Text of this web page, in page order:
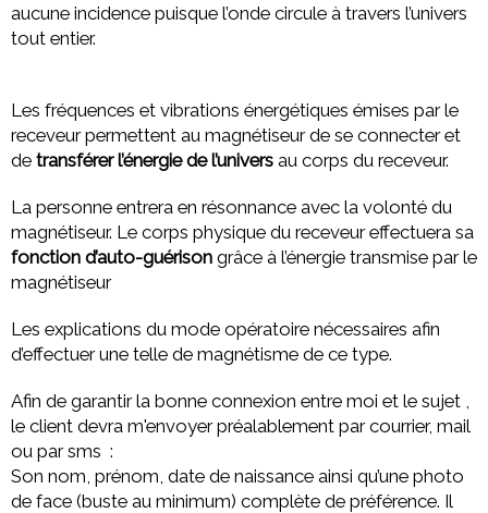
aucune incidence puisque l’onde circule à travers l’univers
tout entier.
Les fréquences et vibrations énergétiques émises par le
receveur permettent au magnétiseur de se connecter et
de transférer l’énergie de l’univers au corps du receveur.
La personne entrera en résonnance avec la volonté du
magnétiseur. Le corps physique du receveur effectuera sa
fonction d’auto-guérison grâce à l’énergie transmise par le
magnétiseur
Les explications du mode opératoire nécessaires afin
d’effectuer une telle de magnétisme de ce type.
Afin de garantir la bonne connexion entre moi et le sujet ,
le client devra m'envoyer préalablement par courrier, mail
ou par sms :
Son nom, prénom, date de naissance ainsi qu’une photo
de face (buste au minimum) complète de préférence. Il